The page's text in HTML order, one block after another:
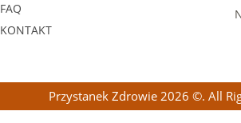
FAQ
KONTAKT
Przystanek Zdrowie 2026 ©. All